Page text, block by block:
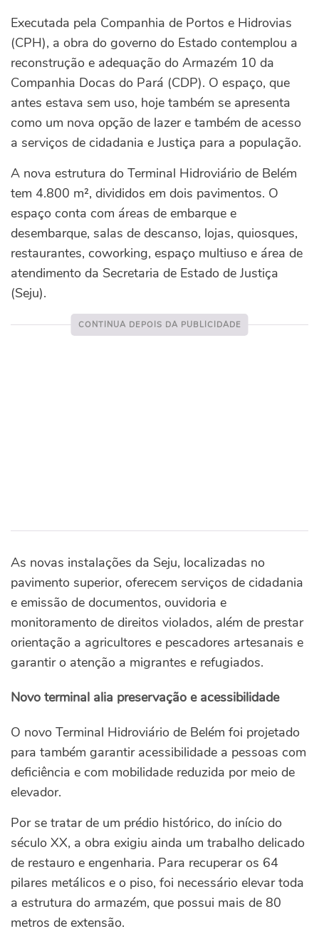
Executada pela Companhia de Portos e Hidrovias
(CPH), a obra do governo do Estado contemplou a
reconstrução e adequação do Armazém 10 da
Companhia Docas do Pará (CDP). O espaço, que
antes estava sem uso, hoje também se apresenta
como um nova opção de lazer e também de acesso
a serviços de cidadania e Justiça para a população.
A nova estrutura do Terminal Hidroviário de Belém
tem 4.800 m², divididos em dois pavimentos. O
espaço conta com áreas de embarque e
desembarque, salas de descanso, lojas, quiosques,
restaurantes, coworking, espaço multiuso e área de
atendimento da Secretaria de Estado de Justiça
(Seju).
As novas instalações da Seju, localizadas no
pavimento superior, oferecem serviços de cidadania
e emissão de documentos, ouvidoria e
monitoramento de direitos violados, além de prestar
orientação a agricultores e pescadores artesanais e
garantir o atenção a migrantes e refugiados.
Novo terminal alia preservação e acessibilidade
O novo Terminal Hidroviário de Belém foi projetado
para também garantir acessibilidade a pessoas com
deficiência e com mobilidade reduzida por meio de
elevador.
Por se tratar de um prédio histórico, do início do
século XX, a obra exigiu ainda um trabalho delicado
de restauro e engenharia. Para recuperar os 64
pilares metálicos e o piso, foi necessário elevar toda
a estrutura do armazém, que possui mais de 80
metros de extensão.